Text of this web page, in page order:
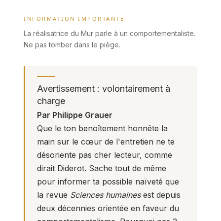
INFORMATION IMPORTANTE
La réalisatrice du Mur parle à un comportementaliste.
Ne pas tomber dans le piège.
Avertissement : volontairement à
charge
Par Philippe Grauer
Que le ton benoîtement honnête la
main sur le cœur de l'entretien ne te
désoriente pas cher lecteur, comme
dirait Diderot. Sache tout de même
pour informer ta possible naïveté que
la revue Sciences humainesest depuis
deux décennies orientée en faveur du